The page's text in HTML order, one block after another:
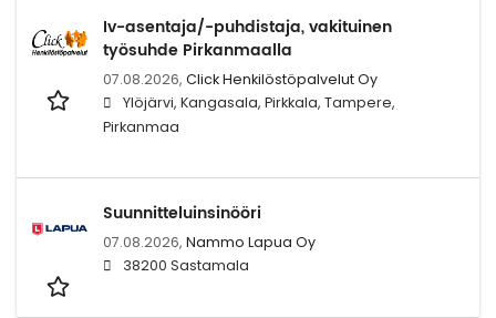
Iv-asentaja/-puhdistaja, vakituinen
työsuhde Pirkanmaalla
07.08.2026, Click Henkilöstöpalvelut Oy
Ylöjärvi, Kangasala, Pirkkala, Tampere,
Pirkanmaa
Suunnitteluinsinööri
07.08.2026, Nammo Lapua Oy
38200 Sastamala